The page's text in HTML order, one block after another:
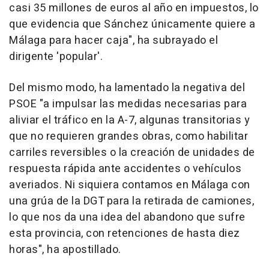
casi 35 millones de euros al año en impuestos, lo
que evidencia que Sánchez únicamente quiere a
Málaga para hacer caja", ha subrayado el
dirigente 'popular'.
Del mismo modo, ha lamentado la negativa del
PSOE "a impulsar las medidas necesarias para
aliviar el tráfico en la A-7, algunas transitorias y
que no requieren grandes obras, como habilitar
carriles reversibles o la creación de unidades de
respuesta rápida ante accidentes o vehículos
averiados. Ni siquiera contamos en Málaga con
una grúa de la DGT para la retirada de camiones,
lo que nos da una idea del abandono que sufre
esta provincia, con retenciones de hasta diez
horas", ha apostillado.